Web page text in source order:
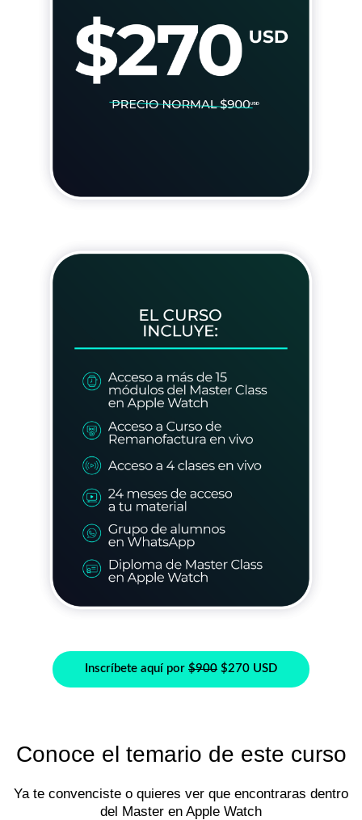
Inscríbete aquí por $900 $270 USD
Conoce el temario de este curso
Ya te convenciste o quieres ver que encontraras dentro
del Master en Apple Watch